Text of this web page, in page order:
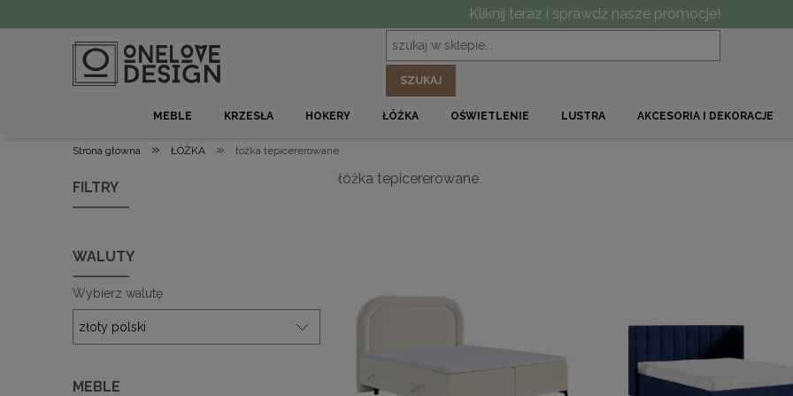
Kliknij teraz i sprawdź nasze promocje!
SZUKAJ
MEBLE KRZESŁA HOKERY ŁÓŻKA OŚWIETLENIE LUSTRA AKCESORIA I DEKORACJE
Strona główna » ŁÓŻKA » łóżka tepicererowane
FILTRY
WALUTY
Wybierz walutę
MEBLE
łóżka tepicererowane